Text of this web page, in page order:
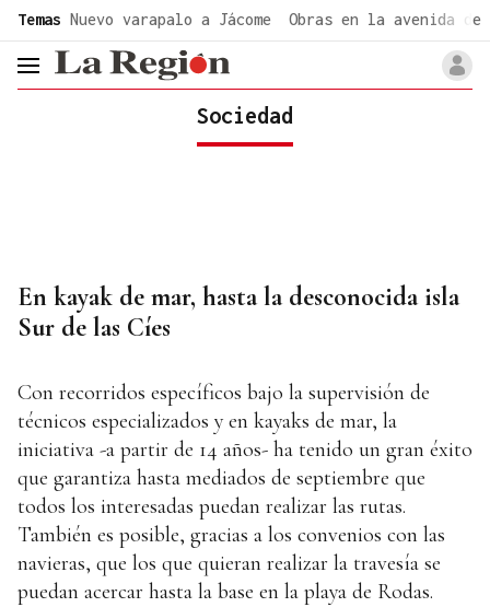
Temas Nuevo varapalo a Jácome Obras en la avenida de
header.menu.open
Sociedad
En kayak de mar, hasta la desconocida isla
Sur de las Cíes
Con recorridos específicos bajo la supervisión de
técnicos especializados y en kayaks de mar, la
iniciativa -a partir de 14 años- ha tenido un gran éxito
que garantiza hasta mediados de septiembre que
todos los interesadas puedan realizar las rutas.
También es posible, gracias a los convenios con las
navieras, que los que quieran realizar la travesía se
puedan acercar hasta la base en la playa de Rodas.